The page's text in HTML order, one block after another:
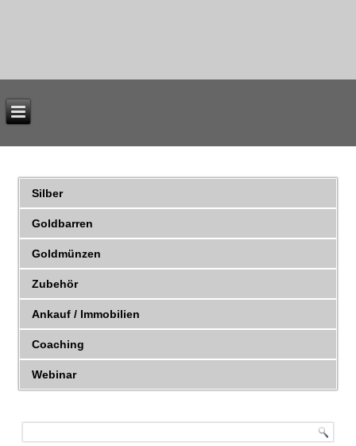
Silber
Goldbarren
Goldmünzen
Zubehör
Ankauf / Immobilien
Coaching
Webinar